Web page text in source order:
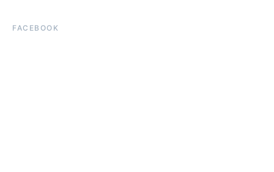
FACEBOOK